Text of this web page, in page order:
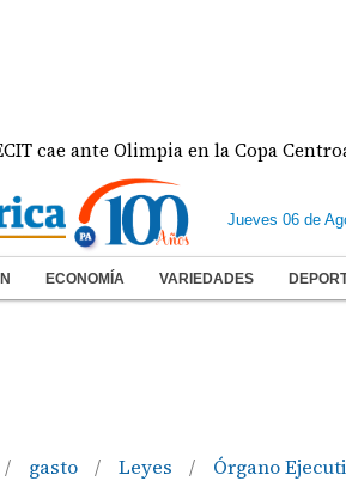
Olimpia en la Copa Centroamericana
Jueves 06 de
ECONOMÍA VARIEDADES
/ gasto / Leyes / Órgano